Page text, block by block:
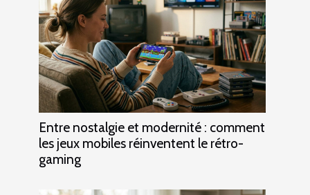
Entre nostalgie et modernité : comment
les jeux mobiles réinventent le rétro-
gaming